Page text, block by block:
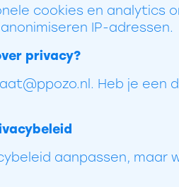
cookies en analytics
IP-adressen.
privacy?
Heb je
aanpassen, maar